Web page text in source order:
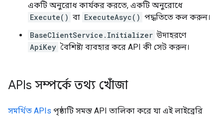
একটি অনুরোধ কার্যকর করতে, একটি অনুরোধে
Execute() বা ExecuteAsyc() পদ্ধতিতে কল করুন।
BaseClientService.Initializer উদাহরণে
ApiKey বৈশিষ্ট্য ব্যবহার করে API কী সেট করুন।
APIs সম্পর্কে তথ্য খোঁজা
সমর্থিত APIs পৃষ্ঠাটি সমস্ত API তালিকা করে যা এই লাইব্রেরি